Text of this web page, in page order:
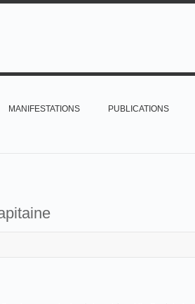
MANIFESTATIONS PUBLICATIONS